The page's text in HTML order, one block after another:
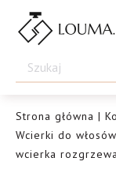
Przejdź
Strona główna |
Wcierki do włosów
wcierka